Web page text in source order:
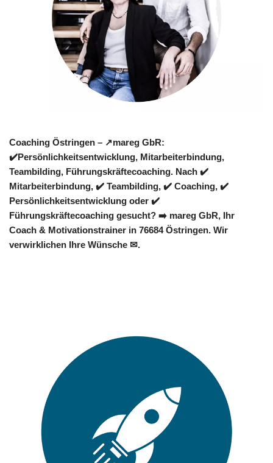
Coaching Östringen – ↗️mareg GbR:
✔️Persönlichkeitsentwicklung, Mitarbeiterbindung,
Teambilding, Führungskräftecoaching. Nach ✔️
Mitarbeiterbindung, ✔️ Teambilding, ✔️ Coaching, ✔️
Persönlichkeitsentwicklung oder ✔️
Führungskräftecoaching gesucht? ➡️ mareg GbR, Ihr
Coach & Motivationstrainer in 76684 Östringen. Wir
verwirklichen Ihre Wünsche ✉.